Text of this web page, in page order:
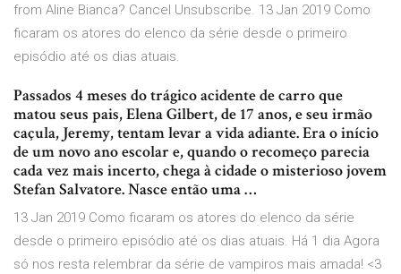
from Aline Bianca? Cancel Unsubscribe. 13 Jan 2019 Como
ficaram os atores do elenco da série desde o primeiro
episódio até os dias atuais.
Passados 4 meses do trágico acidente de carro que
matou seus pais, Elena Gilbert, de 17 anos, e seu irmão
caçula, Jeremy, tentam levar a vida adiante. Era o início
de um novo ano escolar e, quando o recomeço parecia
cada vez mais incerto, chega à cidade o misterioso jovem
Stefan Salvatore. Nasce então uma …
13 Jan 2019 Como ficaram os atores do elenco da série
desde o primeiro episódio até os dias atuais. Há 1 dia Agora
só nos resta relembrar da série de vampiros mais amada! <3